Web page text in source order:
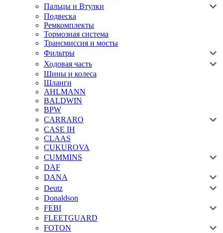
Пальцы и Втулки
Подвеска
Ремкомплекты
Тормозная система
Трансмиссия и мосты
Фильтры
Ходовая часть
Шины и колеса
Шланги
AHLMANN
BALDWIN
BPW
CARRARO
CASE IH
CLAAS
CUKUROVA
CUMMINS
DAF
DANA
Deutz
Donaldson
FEBI
FLEETGUARD
FOTON